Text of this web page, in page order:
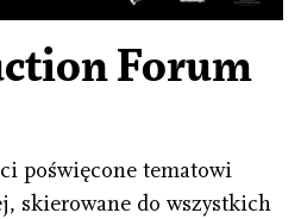
Forum
poświęcone tematowi
skierowane do wszystkich